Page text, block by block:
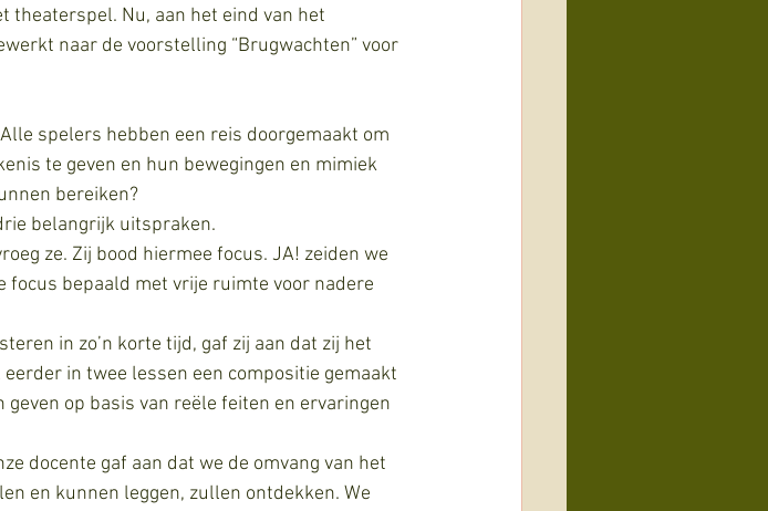
theaterspel. Nu, aan het eind van het
naar de voorstelling “Brugwachten” voor
spelers hebben een reis doorgemaakt om
te geven en hun bewegingen en mimiek
bereiken?
belangrijk uitspraken.
focus bepaald met vrije ruimte voor nadere
in zo’n korte tijd, gaf zij aan dat zij het
in twee lessen een compositie gemaakt
op basis van reële feiten en ervaringen
docente gaf aan dat we de omvang van het
en kunnen leggen, zullen ontdekken. We